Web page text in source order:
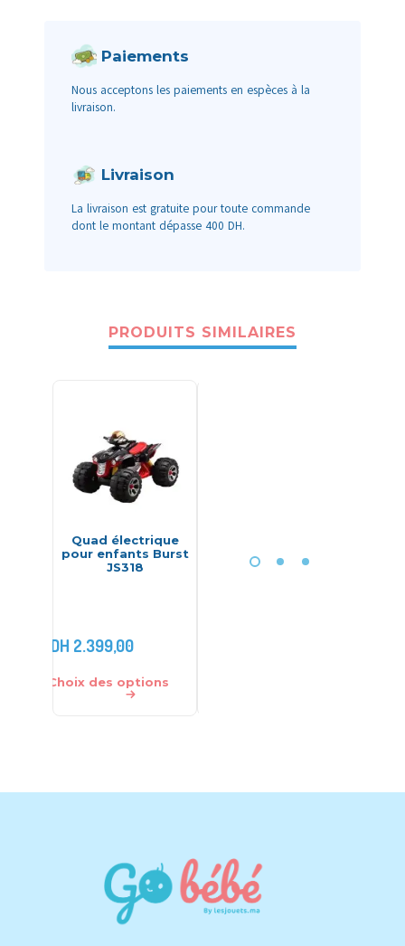
Paiements
Nous acceptons les paiements en espèces à la
livraison.
Livraison
La livraison est gratuite pour toute commande
dont le montant dépasse 400 DH.
PRODUITS SIMILAIRES
Quad électrique
pour enfants Burst
JS318
DH 2.399,00
Choix des options
police et
parachutiste